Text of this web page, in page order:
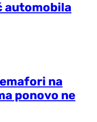
automobila
na
ponovo ne